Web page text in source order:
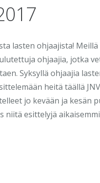
lasten ohjaajista!
ohjaajia, jotka
Syksyllä ohjaajia
heitä täällä
jo kevään ja kesän
niitä esittelyjä